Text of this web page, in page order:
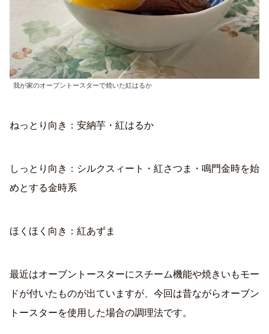
我が家のオーブントースターで焼いた紅はるか
ねっとり向き：安納芋・紅はるか
しっとり向き：シルクスィート・紅さつま・鳴門金時を始
めとする金時系
ほくほく向き：紅あずま
最近はオーブントースターにスチーム機能や焼きいもモー
ドが付いたものが出ていますが、今回は昔ながらオーブン
トースターを使用した場合の調理法です。